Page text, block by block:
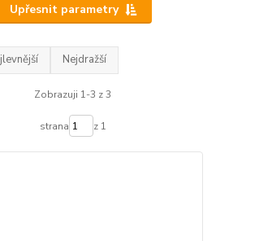
Upřesnit parametry
Nejdražší
Zobrazuji 1-3 z 3
strana z 1